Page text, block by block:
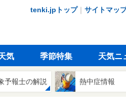
tenki.jpトップ｜ サイトマッ
気 季節特集 天気ニ
予報士の解説 熱中症情報